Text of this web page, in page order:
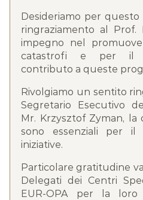
Desideriamo per
ringraziamento al
impegno nel
catastrofi e per il
contributo a queste
Rivolgiamo un sentito
Segretario Esecutivo
Mr. Krzysztof Zyman,
sono essenziali per il
iniziative.
Particolare gratitudine
Delegati dei Centri
EUR-OPA per la